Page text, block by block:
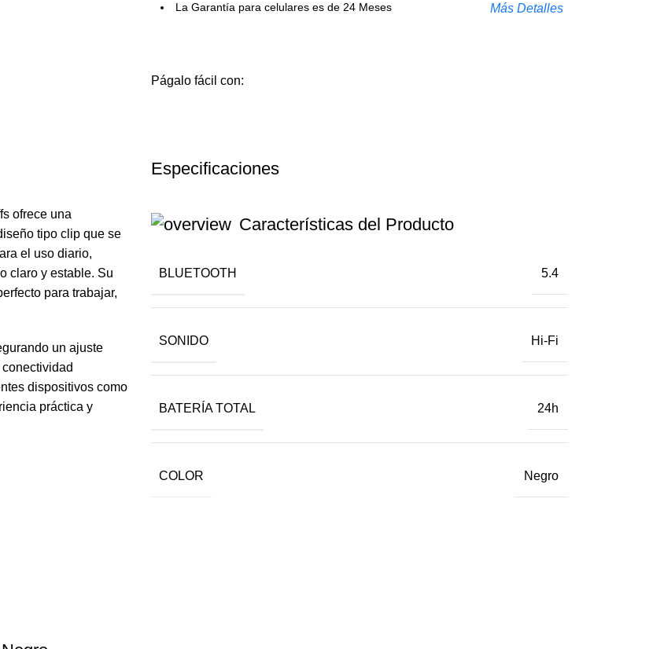
La Garantía para celulares es de 24 Meses Más Detalles
Págalo fácil con:
ofrece una
tipo clip que se
el uso diario,
claro y estable. Su
para trabajar,
un ajuste
dispositivos como
práctica y
Especificaciones
Características del Producto
BLUETOOTH 5.4
SONIDO Hi-Fi
BATERÍA TOTAL 24h
COLOR Negro